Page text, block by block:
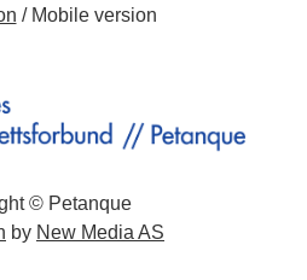
/Mobile version
© Petanque
by New Media AS